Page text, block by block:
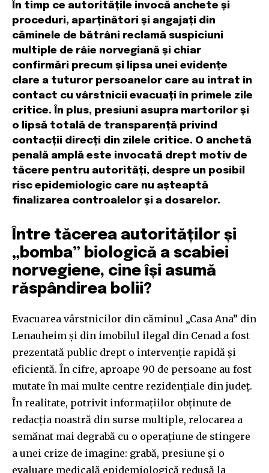
În timp ce autoritățile invocă anchete și
proceduri, aparținători și angajați din
căminele de bătrâni reclamă suspiciuni
multiple de râie norvegiană și chiar
confirmări precum și lipsa unei evidențe
clare a tuturor persoanelor care au intrat în
contact cu vârstnicii evacuați în primele zile
critice. În plus, presiuni asupra martorilor și
o lipsă totală de transparență privind
contacții direcți din zilele critice. O anchetă
penală amplă este invocată drept motiv de
tăcere pentru autorități, despre un posibil
risc epidemiologic care nu așteaptă
finalizarea controalelor și a dosarelor.
Între tăcerea autorităților și
„bomba” biologică a scabiei
norvegiene, cine își asumă
răspândirea bolii?
Evacuarea vârstnicilor din căminul „Casa Ana” din
Lenauheim și din imobilul ilegal din Cenad a fost
prezentată public drept o intervenție rapidă și
eficientă. În cifre, aproape 90 de persoane au fost
mutate în mai multe centre rezidențiale din județ.
În realitate, potrivit informațiilor obținute de
redacția noastră din surse multiple, relocarea a
semănat mai degrabă cu o operațiune de stingere
a unei crize de imagine: grabă, presiune și o
evaluare medicală epidemiologică redusă la